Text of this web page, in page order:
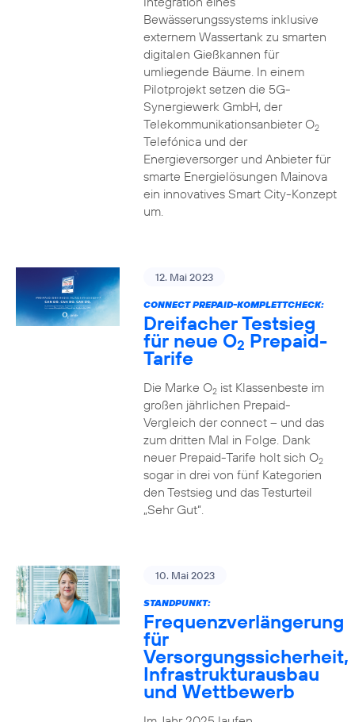
Bewässerungssystems inklusive
externem Wassertank zu smarten
digitalen Gießkannen für
umliegende Bäume. In einem
Pilotprojekt setzen die 5G-
Synergiewerk GmbH, der
Telekommunikationsanbieter O2
Telefónica und der
Energieversorger und Anbieter für
smarte Energielösungen Mainova
ein innovatives Smart City-Konzept
um.
12. Mai 2023
CONNECT PREPAID-KOMPLETTCHECK:
Dreifacher Testsieg
für neue O2 Prepaid-
Tarife
Die Marke O2ist Klassenbeste im
großen jährlichen Prepaid-
Vergleich der connect – und das
zum dritten Mal in Folge. Dank
neuer Prepaid-Tarife holt sich O2
sogar in drei von fünf Kategorien
den Testsieg und das Testurteil
„Sehr Gut“.
10. Mai 2023
STANDPUNKT:
Frequenzverlängerung
für
Versorgungssicherheit,
Infrastrukturausbau
und Wettbewerb